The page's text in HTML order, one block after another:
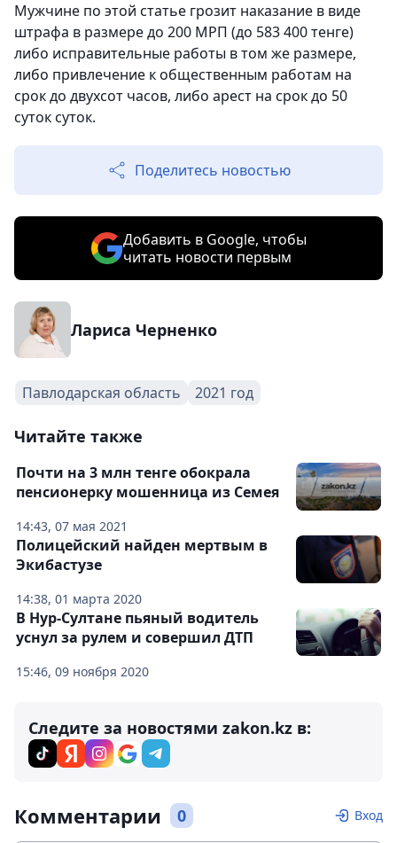
Мужчине по этой статье грозит наказание в виде
штрафа в размере до 200 МРП (до 583 400 тенге)
либо исправительные работы в том же размере,
либо привлечение к общественным работам на
срок до двухсот часов, либо арест на срок до 50
суток суток.
Поделитесь новостью
Добавить в Google, чтобы
читать новости первым
Лариса Черненко
Павлодарская область 2021 год
Читайте также
14:43, 07 мая 2021
Почти на 3 млн тенге обокрала
пенсионерку мошенница из Семея
14:38, 01 марта 2020
Полицейский найден мертвым в
Экибастузе
15:46, 09 ноября 2020
В Нур-Султане пьяный водитель
уснул за рулем и совершил ДТП
Следите за новостями zakon.kz в:
Комментарии 0 Вход